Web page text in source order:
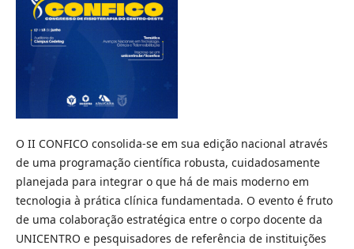
O II CONFICO consolida-se em sua edição nacional através
de uma programação científica robusta, cuidadosamente
planejada para integrar o que há de mais moderno em
tecnologia à prática clínica fundamentada. O evento é fruto
de uma colaboração estratégica entre o corpo docente da
UNICENTRO e pesquisadores de referência de instituições